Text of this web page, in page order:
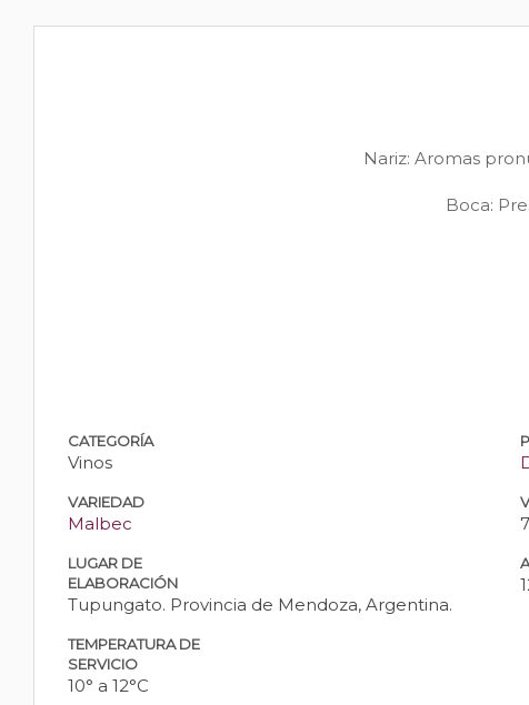
Nariz: Aromas
Boca:
CATEGORÍA
Vinos
VARIEDAD
Malbec
LUGAR DE
ELABORACIÓN
Tupungato. Provincia de Mendoza, Argentina.
TEMPERATURA DE
SERVICIO
10° a 12°C